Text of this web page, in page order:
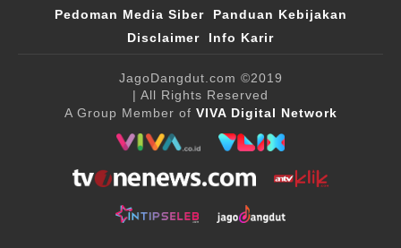
Pedoman Media Siber
Panduan Kebijakan
Disclaimer
Info Karir
JagoDangdut.com ©2019
| All Rights Reserved
A Group Member of VIVA Digital Network